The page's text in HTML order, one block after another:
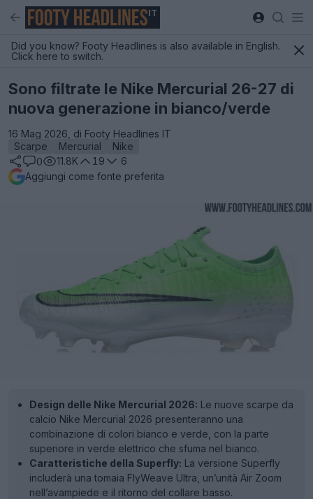
IT
Did you know? Footy Headlines is also available in English.
Click here to switch.
Sono filtrate le Nike Mercurial 26-27 di
nuova generazione in bianco/verde
16 Mag 2026, di Footy Headlines IT
Scarpe
Mercurial
Nike
0
11.8K 19
6
Aggiungi come fonte preferita
Design delle Nike Mercurial 2026: Le nuove scarpe da
calcio Nike Mercurial 2026 presenteranno una
combinazione di colori bianco e verde, con la parte
superiore in verde elettrico che sfuma nel bianco.
Caratteristiche della Superfly: La versione Superfly
includerà una tomaia FlyWeave Ultra, un’unità Air Zoom
nell’avampiede e il ritorno del collare basso.